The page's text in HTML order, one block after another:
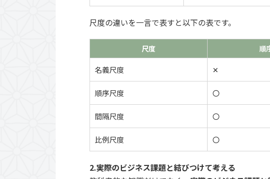
尺度の違いを一言で表すと以下の表です。
尺度 順
名義尺度 ✕
順序尺度 〇
間隔尺度 〇
比例尺度 〇
2.実際のビジネス課題と結びつけて考える